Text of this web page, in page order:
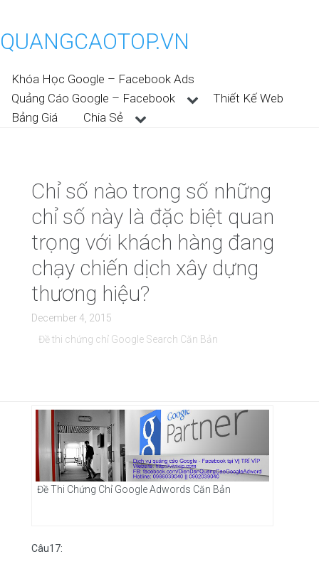
QUANGCAOTOP.VN
Khóa Học Google – Facebook Ads
Quảng Cáo Google – Facebook
Thiết Kế Web
Bảng Giá
Chia Sẻ
Chỉ số nào trong số những
chỉ số này là đặc biệt quan
trọng với khách hàng đang
chạy chiến dịch xây dựng
thương hiệu?
December 4, 2015
Đề thi chứng chỉ Google Search Căn Bản
Đề Thi Chứng Chỉ Google Adwords Căn Bản
Câu17: